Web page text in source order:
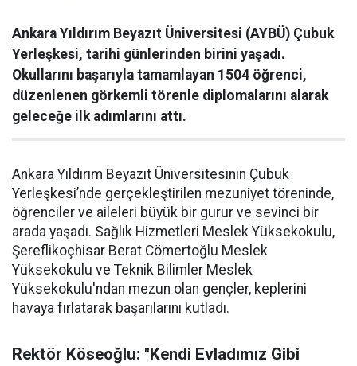
Ankara Yıldırım Beyazıt Üniversitesi (AYBÜ) Çubuk
Yerleşkesi, tarihi günlerinden birini yaşadı.
Okullarını başarıyla tamamlayan 1504 öğrenci,
düzenlenen görkemli törenle diplomalarını alarak
geleceğe ilk adımlarını attı.
Ankara Yıldırım Beyazıt Üniversitesinin Çubuk
Yerleşkesi’nde gerçekleştirilen mezuniyet töreninde,
öğrenciler ve aileleri büyük bir gurur ve sevinci bir
arada yaşadı. Sağlık Hizmetleri Meslek Yüksekokulu,
Şereflikoçhisar Berat Cömertoğlu Meslek
Yüksekokulu ve Teknik Bilimler Meslek
Yüksekokulu'ndan mezun olan gençler, keplerini
havaya fırlatarak başarılarını kutladı.
Rektör Köseoğlu: "Kendi Evladımız Gibi